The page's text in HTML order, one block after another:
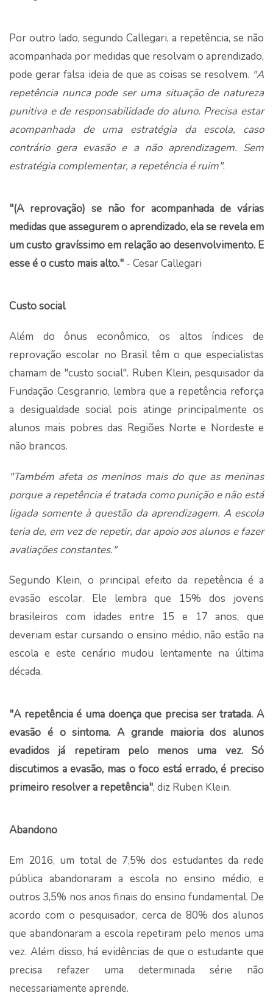
Por outro lado, segundo Callegari, a repetência, se não
acompanhada por medidas que resolvam o aprendizado,
pode gerar falsa ideia de que as coisas se resolvem. "A
repetência nunca pode ser uma situação de natureza
punitiva e de responsabilidade do aluno. Precisa estar
acompanhada de uma estratégia da escola, caso
contrário gera evasão e a não aprendizagem. Sem
estratégia complementar, a repetência é ruim".
"(A reprovação) se não for acompanhada de várias
medidas que assegurem o aprendizado, ela se revela em
um custo gravíssimo em relação ao desenvolvimento. E
esse é o custo mais alto." - Cesar Callegari
Custo social
Além do ônus econômico, os altos índices de
reprovação escolar no Brasil têm o que especialistas
chamam de "custo social". Ruben Klein, pesquisador da
Fundação Cesgranrio, lembra que a repetência reforça
a desigualdade social pois atinge principalmente os
alunos mais pobres das Regiões Norte e Nordeste e
não brancos.
"Também afeta os meninos mais do que as meninas
porque a repetência é tratada como punição e não está
ligada somente à questão da aprendizagem. A escola
teria de, em vez de repetir, dar apoio aos alunos e fazer
avaliações constantes."
Segundo Klein, o principal efeito da repetência é a
evasão escolar. Ele lembra que 15% dos jovens
brasileiros com idades entre 15 e 17 anos, que
deveriam estar cursando o ensino médio, não estão na
escola e este cenário mudou lentamente na última
década.
"A repetência é uma doença que precisa ser tratada. A
evasão é o sintoma. A grande maioria dos alunos
evadidos já repetiram pelo menos uma vez. Só
discutimos a evasão, mas o foco está errado, é preciso
primeiro resolver a repetência", diz Ruben Klein.
Abandono
Em 2016, um total de 7,5% dos estudantes da rede
pública abandonaram a escola no ensino médio, e
outros 3,5% nos anos finais do ensino fundamental. De
acordo com o pesquisador, cerca de 80% dos alunos
que abandonaram a escola repetiram pelo menos uma
vez. Além disso, há evidências de que o estudante que
precisa refazer uma determinada série não
necessariamente aprende.